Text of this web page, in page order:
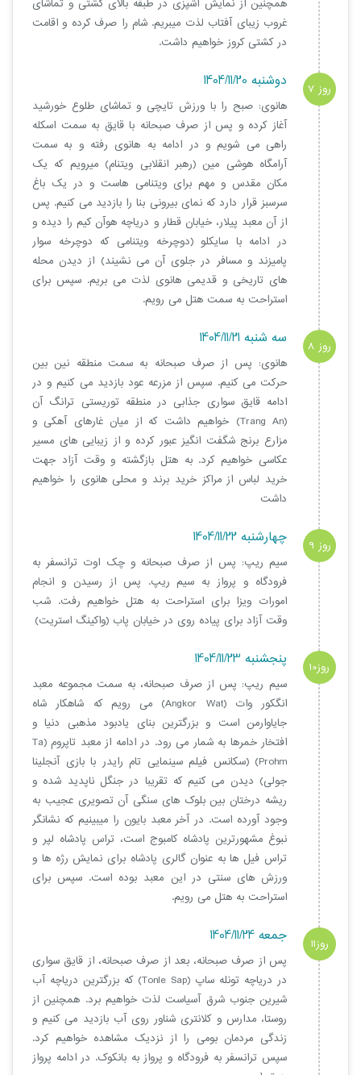
همچنین از نمایش آشپزی در طبقه بالای کشتی و تماشای
غروب زیبای آفتاب لذت میبریم. شام را صرف کرده و اقامت
در کشتی کروز خواهیم داشت.
روز 7 دوشنبه 1404/11/20
هانوی: صبح را با ورزش تایچی و تماشای طلوع خورشید
آغاز کرده و پس از صرف صبحانه با قایق به سمت اسکله
راهی می شویم و در ادامه به هانوی رفته و به سمت
آرامگاه هوشی مین (رهبر انقلابی ویتنام) میرویم که یک
مکان مقدس و مهم برای ویتنامی هاست و در یک باغ
سرسبز قرار دارد که نمای بیرونی بنا را بازدید می کنیم. پس
از آن معبد پیلار، خیابان قطار و دریاچه هوآن کیم را دیده و
در ادامه با سایکلو (دوچرخه ویتنامی که دوچرخه سوار
پامیزند و مسافر در جلوی آن می نشیند) از دیدن محله
های تاریخی و قدیمی هانوی لذت می بریم. سپس برای
استراحت به سمت هتل می رویم.
روز 8 سه شنبه 1404/11/21
هانوی: پس از صرف صبحانه به سمت منطقه نین بین
حرکت می کنیم. سپس از مزرعه عود بازدید می کنیم و در
ادامه قایق سواری جذابی در منطقه توریستی ترانگ آن
(Trang An) خواهیم داشت که از میان غارهای آهکی و
مزارع برنج شگفت انگیز عبور کرده و از زیبایی های مسیر
عکاسی خواهیم کرد. به هتل بازگشته و وقت آزاد جهت
خرید لباس از مراکز خرید برند و محلی هانوی را خواهیم
داشت
روز 9 چهارشنبه 1404/11/22
سیم ریپ: پس از صرف صبحانه و چک اوت ترانسفر به
فرودگاه و پرواز به سیم ریپ. پس از رسیدن و انجام
امورات ویزا برای استراحت به هتل خواهیم رفت. شب
وقت آزاد برای پیاده روی در خیابان پاب (واکینگ استریت)
روز10 پنجشنبه 1404/11/23
سیم ریپ: پس از صرف صبحانه، به سمت مجموعه معبد
انگکور وات (Angkor Wat) می رویم که شاهکار شاه
جایاوارمن است و بزرگترین بنای یادبود مذهبی دنیا و
افتخار خمرها به شمار می رود. در ادامه از معبد تاپروم (Ta
Prohm) (سکانس فیلم سینمایی تام رایدر با بازی آنجلینا
جولی) دیدن می کنیم که تقریباً در جنگل ناپدید شده و
ریشه درختان بین بلوک های سنگی آن تصویری عجیب به
وجود آورده است. در آخر معبد بایون را میبینیم که نشانگر
نبوغ مشهورترین پادشاه کامبوج است، تراس پادشاه لپر و
تراس فیل ها به عنوان گالری پادشاه برای نمایش رژه ها و
ورزش های سنتی در این معبد بوده است. سپس برای
استراحت به هتل می رویم.
روز11 جمعه 1404/11/24
پس از صرف صبحانه، بعد از صرف صبحانه، از قایق سواری
در دریاچه تونله ساپ (Tonle Sap) که بزرگترین دریاچه آب
شیرین جنوب شرق آسیاست لذت خواهیم برد. همچنین از
روستا، مدارس و کلانتری شناور روی آب بازدید می کنیم و
زندگی مردمان بومی را از نزدیک مشاهده خواهیم کرد.
سپس ترانسفر به فرودگاه و پرواز به بانکوک. در ادامه پرواز